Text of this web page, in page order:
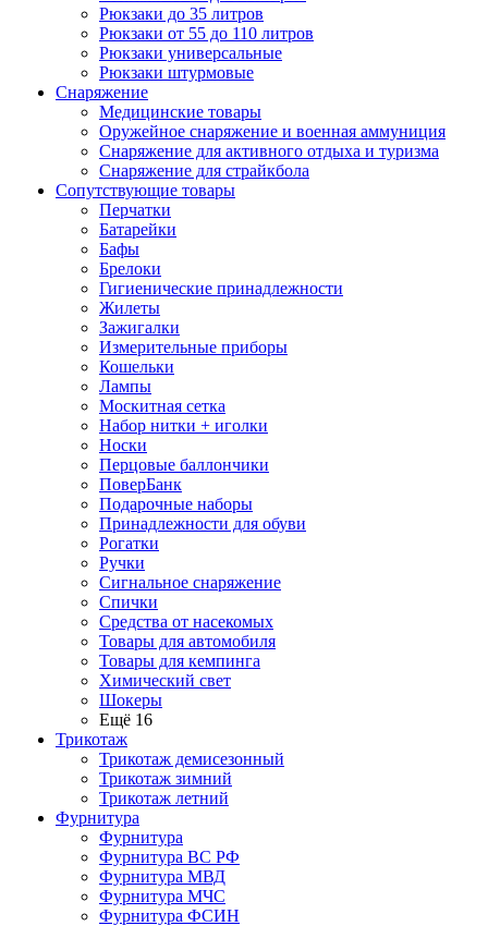
Рюкзаки до 35 литров
Рюкзаки от 55 до 110 литров
Рюкзаки универсальные
Рюкзаки штурмовые
Снаряжение
Медицинские товары
Оружейное снаряжение и военная аммуниция
Снаряжение для активного отдыха и туризма
Снаряжение для страйкбола
Сопутствующие товары
Перчатки
Батарейки
Бафы
Брелоки
Гигиенические принадлежности
Жилеты
Зажигалки
Измерительные приборы
Кошельки
Лампы
Москитная сетка
Набор нитки + иголки
Носки
Перцовые баллончики
ПоверБанк
Подарочные наборы
Принадлежности для обуви
Рогатки
Ручки
Сигнальное снаряжение
Спички
Средства от насекомых
Товары для автомобиля
Товары для кемпинга
Химический свет
Шокеры
Ещё 16
Трикотаж
Трикотаж демисезонный
Трикотаж зимний
Трикотаж летний
Фурнитура
Фурнитура
Фурнитура ВС РФ
Фурнитура МВД
Фурнитура МЧС
Фурнитура ФСИН